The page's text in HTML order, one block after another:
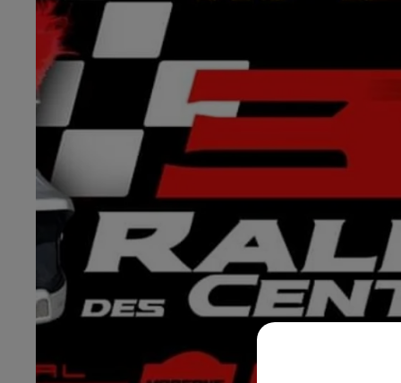
5h00 - 6h00
Le Before du Réveil de Canal FM !